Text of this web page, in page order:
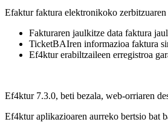
Efaktur faktura elektronikoko
Fakturaren jaulkitze data faktura
TicketBAIren informazioa faktura
Ef4ktur erabiltzaileen erregistroa
Ef4ktur 7.3.0, beti bezala, web-orriaren
Ef4ktur aplikazioaren aurreko bertsio bat